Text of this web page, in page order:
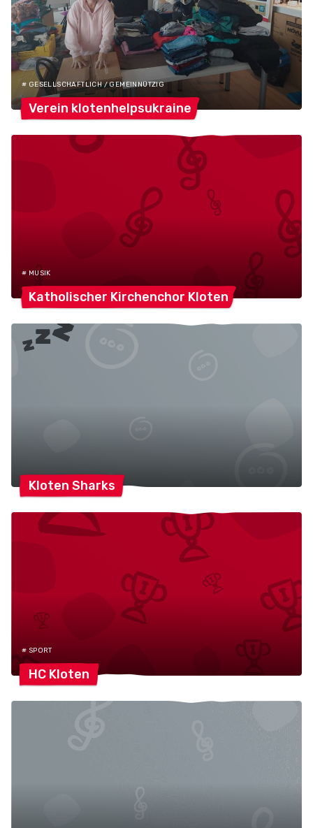
# GESELLSCHAFTLICH / GEMEINNÜTZIG
Verein klotenhelpsukraine
# MUSIK
Katholischer Kirchenchor Kloten
Kloten Sharks
# SPORT
HC Kloten